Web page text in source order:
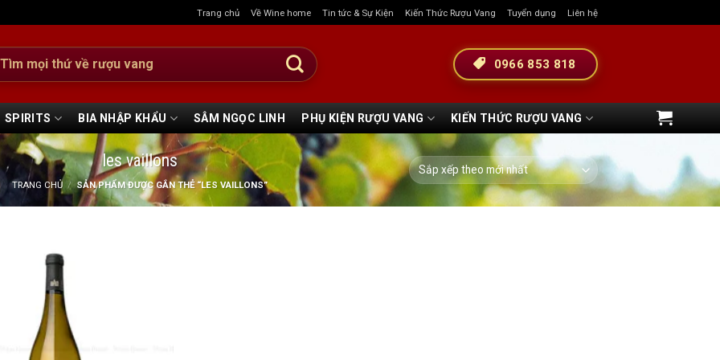
Trang chủ Về Wine home Tin tức & Sự Kiện Kiến Thức Rượu Vang Tuyển dụng Liên hệ
0966 853 818
SPIRITS BIA NHẬP KHẨU SÂM NGỌC LINH PHỤ KIỆN RƯỢU VANG KIẾN THỨC RƯỢU VANG
les vaillons
TRANG CHỦ / SẢN PHẨM ĐƯỢC GẮN THẺ “LES VAILLONS”